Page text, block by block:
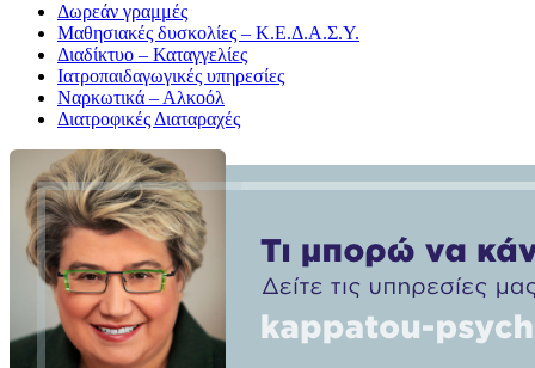
Δωρεάν γραμμές
Μαθησιακές δυσκολίες – Κ.Ε.Δ.Α.Σ.Υ.
Διαδίκτυο – Καταγγελίες
Ιατροπαιδαγωγικές υπηρεσίες
Ναρκωτικά – Αλκοόλ
Διατροφικές Διαταραχές